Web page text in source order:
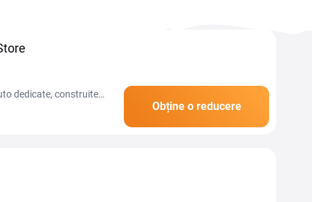
codurile active, copiază codul și introdu-l manual în coș, în
dedicate, construite
Obține o reducere